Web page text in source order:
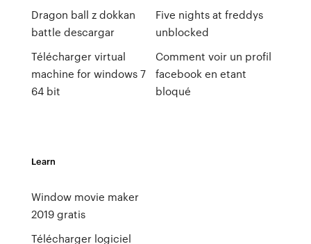
Dragon ball z dokkan
battle descargar
Télécharger virtual
machine for windows 7
64 bit
Five nights at freddys
unblocked
Comment voir un profil
facebook en etant
bloqué
Learn
Window movie maker
2019 gratis
Télécharger logiciel